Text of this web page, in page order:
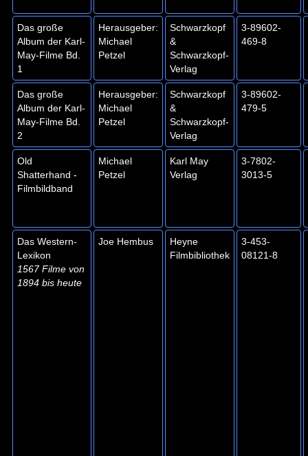
Das große
Album der Karl-
May-Filme Bd.
1
Herausgeber:
Michael
Petzel
Schwarzkopf
&
Schwarzkopf-
Verlag
3-89602-
469-8
Das große
Album der Karl-
May-Filme Bd.
2
Herausgeber:
Michael
Petzel
Schwarzkopf
&
Schwarzkopf-
Verlag
3-89602-
479-5
Old
Shatterhand -
Filmbildband
Michael
Petzel
Karl May
Verlag
3-7802-
3013-5
Das Western-
Lexikon
1567 Filme von
1894 bis heute
Joe Hembus
Heyne
Filmbibliothek
3-453-
08121-8